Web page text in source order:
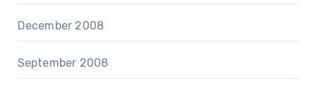
December 2008
September 2008